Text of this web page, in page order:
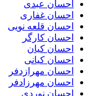
احسان عبدی
احسان غفاری
احسان قلعه نویی
احسان کارگر
احسان کیان
احسان کیانی
احسان مهرازدفر
احسان مهرزادفر
احسان نوردی